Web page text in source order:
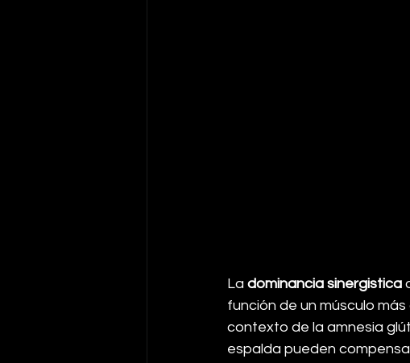
La dominancia sinergistica
función de un músculo
contexto de la amnesia
espalda pueden